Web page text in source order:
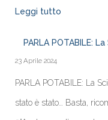
Leggi tutto
PARLA POTABILE:
23 Aprile 2024
PARLA POTABILE: La
stato è stato… Basta,